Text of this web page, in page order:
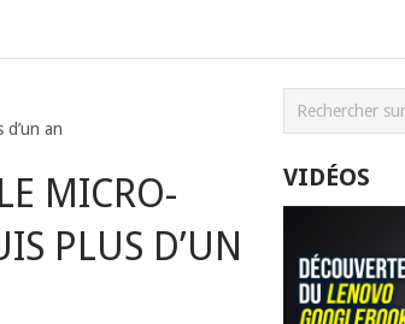
an
MICRO-
PLUS D’UN
VIDÉOS